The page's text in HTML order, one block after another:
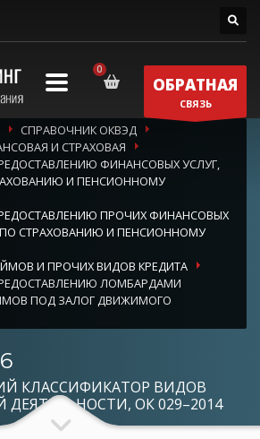
ОБРАТНАЯ
СВЯЗЬ
СПРАВОЧНИК ОКВЭД
И СТРАХОВАЯ
ФИНАНСОВЫХ УСЛУГ,
И ПЕНСИОННОМУ
ПРОЧИХ ФИНАНСОВЫХ
ПО СТРАХОВАНИЮ И ПЕНСИОННОМУ
И ПРОЧИХ ВИДОВ КРЕДИТА
ЛОМБАРДАМИ
ПОД ЗАЛОГ ДВИЖИМОГО
КЛАССИФИКАТОР ВИДОВ
ОК 029–2014